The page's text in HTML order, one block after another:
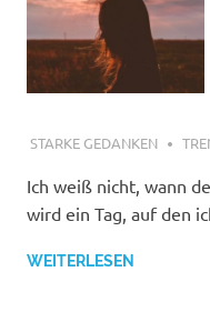
JANUAR 25, 2018
STARKE GEDANKEN
Ich weiß nicht, wann
wird ein Tag, auf den
WEITERLESEN